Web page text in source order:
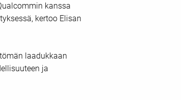
kanssa
kertoo Elisan
laadukkaan
ja